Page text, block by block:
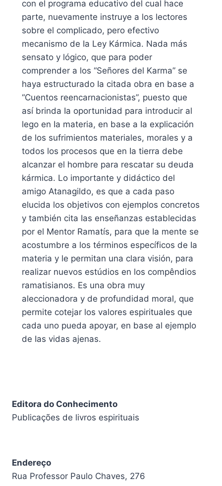
con el programa educativo del cual hace
parte, nuevamente instruye a los lectores
sobre el complicado, pero efectivo
mecanismo de Ia Ley Kármica. Nada más
sensato y lógico, que para poder
comprender a los “Señores del Karma” se
haya estructurado Ia citada obra en base a
“Cuentos reencarnacionistas”, puesto que
así brinda Ia oportunidad para introducir al
lego en Ia materia, en base a Ia explicación
de los sufrimientos materiales, morales y a
todos los procesos que en Ia tierra debe
alcanzar el hombre para rescatar su deuda
kármica. Lo importante y didáctico del
amigo Atanagildo, es que a cada paso
elucida los objetivos con ejemplos concretos
y también cita Ias enseñanzas establecidas
por el Mentor Ramatís, para que Ia mente se
acostumbre a los términos específicos de Ia
materia y le permitan una clara visión, para
realizar nuevos estúdios en los compêndios
ramatisianos. Es una obra muy
aleccionadora y de profundidad moral, que
permite cotejar los valores espirituales que
cada uno pueda apoyar, en base al ejemplo
de Ias vidas ajenas.
Editora do Conhecimento
Publicações de livros espirituais
Endereço
Rua Professor Paulo Chaves, 276